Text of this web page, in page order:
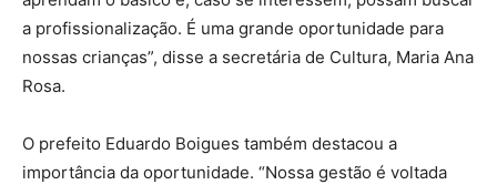
a profissionalização. É uma grande oportunidade para
nossas crianças”, disse a secretária de Cultura, Maria Ana
Rosa.
O prefeito Eduardo Boigues também destacou a
importância da oportunidade. “Nossa gestão é voltada